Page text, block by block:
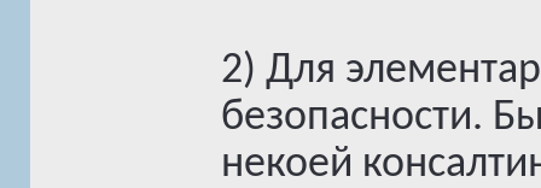
2) Для
безопасности.
некоей